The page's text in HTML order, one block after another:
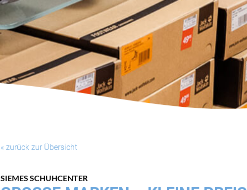
« zurück zur Übersicht
SIEMES SCHUHCENTER